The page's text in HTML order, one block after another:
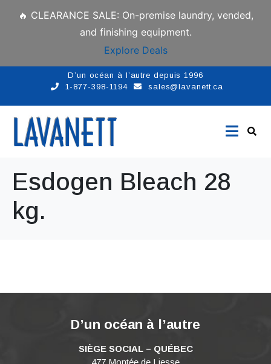
🔥 CLEARANCE SALE: On-premise laundry, vended,
and finishing equipment.
Explore Deals
D’un océan à l’autre depuis 1996
1-877-398-1194
sales@lavanett.ca
Esdogen Bleach 28
kg.
D’un océan à l’autre
SIÈGE SOCIAL – QUÉBEC
477 Montée de Liesse